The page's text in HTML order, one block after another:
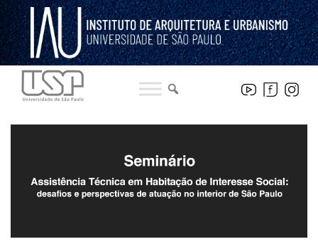
Pular
para
o
conteúdo